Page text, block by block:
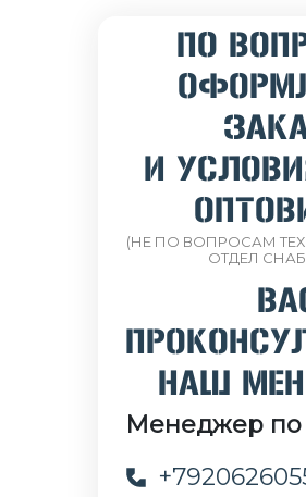
ПО
И
(НЕ ПО ВОПРОСАМ
ОТДЕЛ
НАШ
Менеджер